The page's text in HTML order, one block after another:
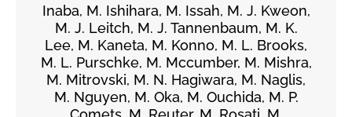
Inaba, M. Ishihara, M. Issah, M. J. Kweon,
M. J. Leitch, M. J. Tannenbaum, M. K.
Lee, M. Kaneta, M. Konno, M. L. Brooks,
M. L. Purschke, M. Mccumber, M. Mishra,
M. Mitrovski, M. N. Hagiwara, M. Naglis,
M. Nguyen, M. Oka, M. Ouchida, M. P.